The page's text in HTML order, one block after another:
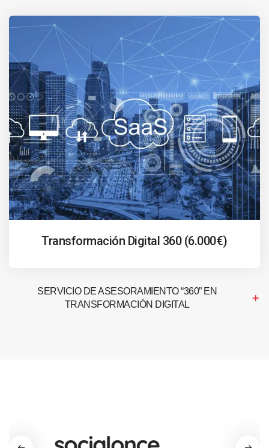
Transformación Digital 360 (6.000€)
SERVICIO DE ASESORAMIENTO “360” EN
TRANSFORMACIÓN DIGITAL